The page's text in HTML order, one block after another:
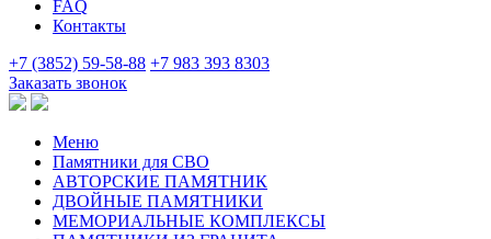
FAQ
Контакты
+7 (3852) 59-58-88 +7 983 393 8303
Заказать звонок
Меню
Памятники для СВО
АВТОРСКИЕ ПАМЯТНИК
ДВОЙНЫЕ ПАМЯТНИКИ
МЕМОРИАЛЬНЫЕ КОМПЛЕКСЫ